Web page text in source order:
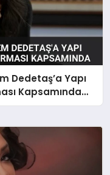
Dedetaş’a Yapı
Kapsamında